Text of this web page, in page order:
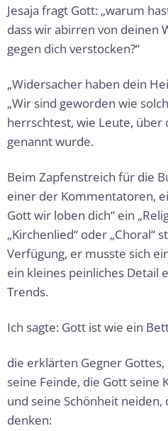
Jesaja fragt Gott: „warum
dass wir abirren von deinen
gegen dich verstocken?“
„Widersacher haben dein
„Wir sind geworden wie
herrschtest, wie Leute, über
genannt wurde.
Beim Zapfenstreich für die
einer der Kommentatoren,
Gott wir loben dich“ ein
„Kirchenlied“ oder „Choral“
Verfügung, er musste sich
ein kleines peinliches Detail
Trends.
Ich sagte: Gott ist wie ein
die erklärten Gegner Gottes,
seine Feinde, die Gott seine
und seine Schönheit neiden,
denken: